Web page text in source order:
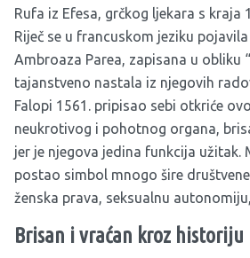
Rufa iz Efesa, grčkog ljekara s kraja
Riječ se u francuskom jeziku
Ambroaza Parea, zapisana u obliku
tajanstveno nastala iz njegovih
Falopi 1561. pripisao sebi otkriće
neukrotivog i pohotnog organa,
jer je njegova jedina funkcija užitak.
postao simbol mnogo šire
ženska prava, seksualnu
Brisan i vraćan kroz historiju